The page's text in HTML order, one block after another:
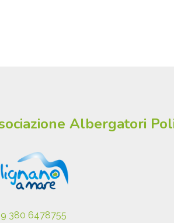
Albergatori
380 6478755